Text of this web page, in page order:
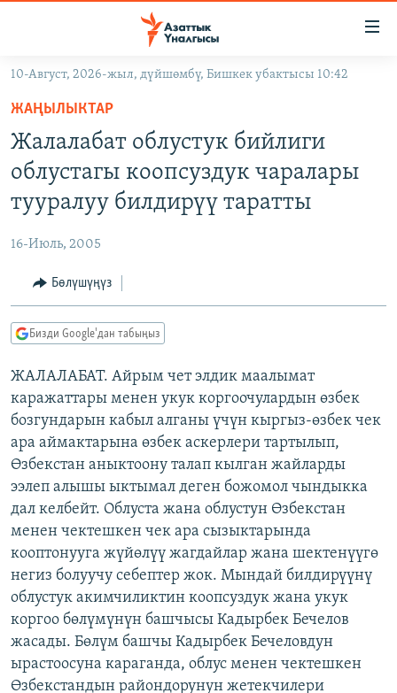
Навигацияга
өтүңүз
Издөөгө
салыңыз
КЫРГЫЗСТАН
КЫРГЫЗСТАН
МАДАНИЯТ
ДҮЙНӨ
УКРАИНА
ТВ ПРОГРАММАЛАР
БҮГҮН АЗАТТЫКТА
ДАНИСТЕ
АЗАТТЫК+
ПОДКАСТ
ОНЛАЙН ШЕРИНЕ
ЭЕ/АРнун бардык сайттары
10-Август, 2026-жыл, дүйшөмбү, Бишкек убактысы 10:42
ЖАҢЫЛЫКТАР
Жалалабат облустук бийлиги
облустагы коопсуздук чаралары
тууралуу билдирүү таратты
16-Июль, 2005
Бөлүшүңүз
Бизди Google'дан табыңыз
ЖАЛАЛАБАТ. Айрым чет элдик маалымат
каражаттары менен укук коргоочулардын өзбек
бозгундарын кабыл алганы үчүн кыргыз-өзбек чек
ара аймактарына өзбек аскерлери тартылып,
Өзбекстан аныктоону талап кылган жайларды
ээлеп алышы ыктымал деген божомол чындыкка
дал келбейт. Облуста жана облустун Өзбекстан
менен чектешкен чек ара сызыктарында
кооптонууга жүйөлүү жагдайлар жана шектенүүгө
негиз болуучу себептер жок. Мындай билдирүүнү
облустук акимчиликтин коопсуздук жана укук
коргоо бөлүмүнүн башчысы Кадырбек Бечелов
жасады. Бөлүм башчы Кадырбек Бечеловдун
ырастоосуна караганда, облус менен чектешкен
Өзбекстандын райондорунун жетекчилери